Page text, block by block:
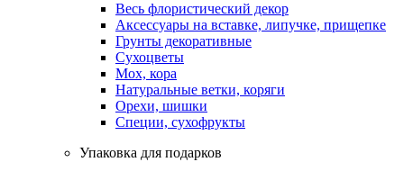
Весь флористический декор
Аксессуары на вставке, липучке, прищепке
Грунты декоративные
Сухоцветы
Мох, кора
Натуральные ветки, коряги
Орехи, шишки
Специи, сухофрукты
Упаковка для подарков